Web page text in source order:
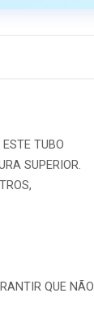
TUBO
SUPERIOR.
QUE NÃO